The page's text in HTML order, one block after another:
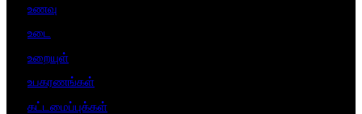
உணவு
உடை
உறையுள்
உபகரணங்கள்
கட்டமைப்புக்கள்